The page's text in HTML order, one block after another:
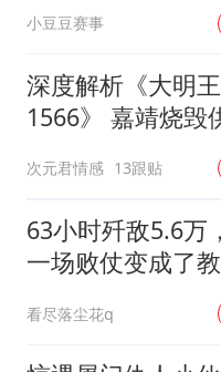
小豆豆赛事
深度解析《大明
1566》 嘉靖烧毁
次元君情感 13跟贴
63小时歼敌5.6万
一场败仗变成了
看尽落尘花q